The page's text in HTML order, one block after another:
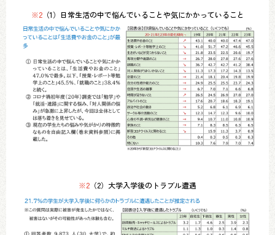
※2（1）日常生活の中で悩んでいることや気にかかっていること
※2 （2）大学入学後のトラブル遭遇